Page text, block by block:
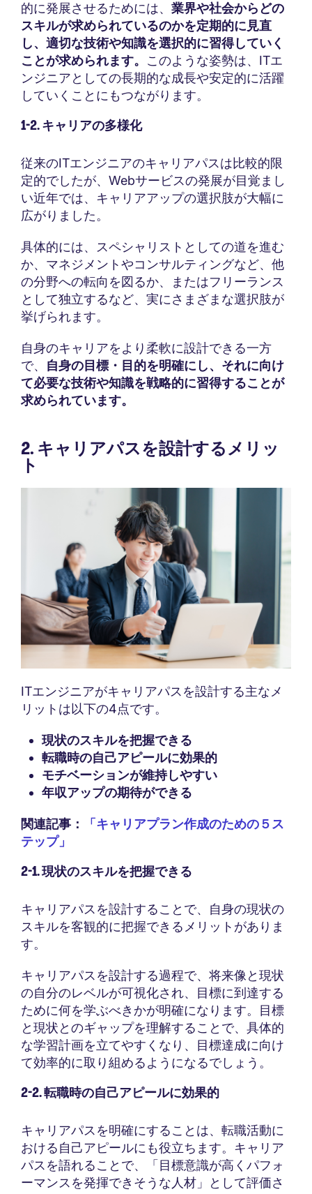
的に発展させるためには、 業界や社会からどの
スキルが求められているのかを定期的に見直
し、適切な技術や知識を選択的に習得していく
ことが求められます。 このような姿勢は、ITエ
ンジニアとしての長期的な成長や安定的に活躍
していくことにもつながります。
1-2. キャリアの多様化
従来のITエンジニアのキャリアパスは比較的限
定的でしたが、Webサービスの発展が目覚まし
い近年では、キャリアアップの選択肢が大幅に
広がりました。
具体的には、スペシャリストとしての道を進む
か、マネジメントやコンサルティングなど、他
の分野への転向を図るか、またはフリーランス
として独立するなど、実にさまざまな選択肢が
挙げられます。
自身のキャリアをより柔軟に設計できる一方
で、 自身の目標・目的を明確にし、それに向け
て必要な技術や知識を戦略的に習得することが
求められています。
2. キャリアパスを設計するメリッ
ト
ITエンジニアがキャリアパスを設計する主なメ
リットは以下の4点です。
現状のスキルを把握できる
転職時の自己アピールに効果的
モチベーションが維持しやすい
年収アップの期待ができる
関連記事：
「キャリアプラン作成のための５ス
テップ」
2-1. 現状のスキルを把握できる
キャリアパスを設計することで、自身の現状の
スキルを客観的に把握できるメリットがありま
す。
キャリアパスを設計する過程で、将来像と現状
の自分のレベルが可視化され、目標に到達する
ために何を学ぶべきかが明確になります。目標
と現状とのギャップを理解することで、具体的
な学習計画を立てやすくなり、目標達成に向け
て効率的に取り組めるようになるでしょう。
2-2. 転職時の自己アピールに効果的
キャリアパスを明確にすることは、転職活動に
おける自己アピールにも役立ちます。キャリア
パスを語れることで、「目標意識が高くパフォ
ーマンスを発揮できそうな人材」として評価さ